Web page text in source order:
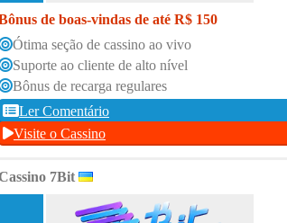
de boas-vindas de até R$ 150
Ótima seção de cassino ao vivo
Suporte ao cliente de alto nível
Bônus de recarga regulares
Ler Comentário
Visite o Cassino
7Bit